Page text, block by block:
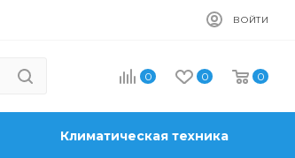
ВОЙТИ
0 0 0
Климатическая техника